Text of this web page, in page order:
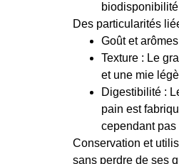
Des particularités
Goût et
Texture : Le
et une mie
Digestibilité :
pain est
cependant
Conservation et
sans perdre de ses